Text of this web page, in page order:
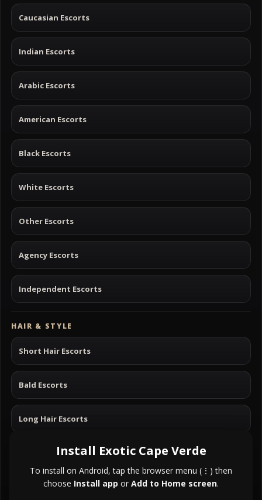
Caucasian Escorts
Indian Escorts
Arabic Escorts
American Escorts
Black Escorts
White Escorts
Other Escorts
Agency Escorts
Independent Escorts
HAIR & STYLE
Short Hair Escorts
Bald Escorts
Long Hair Escorts
Black Hair Escorts
Blonde Hair Escorts
Install Exotic Cape Verde
To install on Android, tap the browser menu (⋮) then
choose Install app or Add to Home screen.